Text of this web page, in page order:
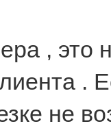
, это
.
не